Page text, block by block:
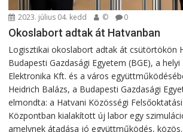
2023. július 04. kedd © 0
Okoslabort adtak át Hatvanban
Logisztikai okoslabort adtak át csütörtökön
Budapesti Gazdasági Egyetem (BGE), a
Elektronika Kft. és a város
Heidrich Balázs, a Budapesti Gazdasági
elmondta: a Hatvani Közösségi
Központban kialakított új labor egy
amelynek átadása jó együttműködés,